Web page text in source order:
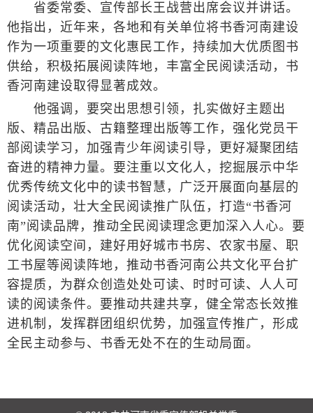
省委常委、宣传部长王战营出席会议并讲话。
他指出，近年来，各地和有关单位将书香河南建设
作为一项重要的文化惠民工作，持续加大优质图书
供给，积极拓展阅读阵地，丰富全民阅读活动，书
香河南建设取得显著成效。
他强调，要突出思想引领，扎实做好主题出
版、精品出版、古籍整理出版等工作，强化党员干
部阅读学习，加强青少年阅读引导，更好凝聚团结
奋进的精神力量。要注重以文化人，挖掘展示中华
优秀传统文化中的读书智慧，广泛开展面向基层的
阅读活动，壮大全民阅读推广队伍，打造“书香河
南”阅读品牌，推动全民阅读理念更加深入人心。要
优化阅读空间，建好用好城市书房、农家书屋、职
工书屋等阅读阵地，推动书香河南公共文化平台扩
容提质，为群众创造处处可读、时时可读、人人可
读的阅读条件。要推动共建共享，健全常态长效推
进机制，发挥群团组织优势，加强宣传推广，形成
全民主动参与、书香无处不在的生动局面。